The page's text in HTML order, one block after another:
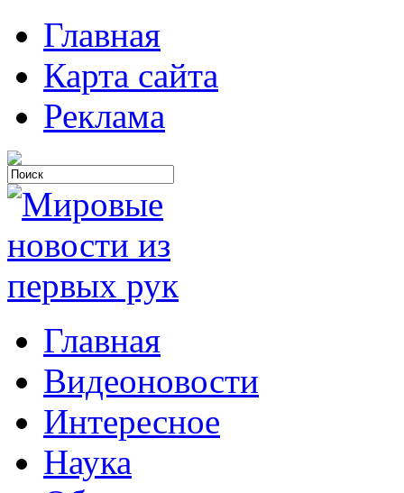
Главная
Карта сайта
Реклама
Главная
Видеоновости
Интересное
Наука